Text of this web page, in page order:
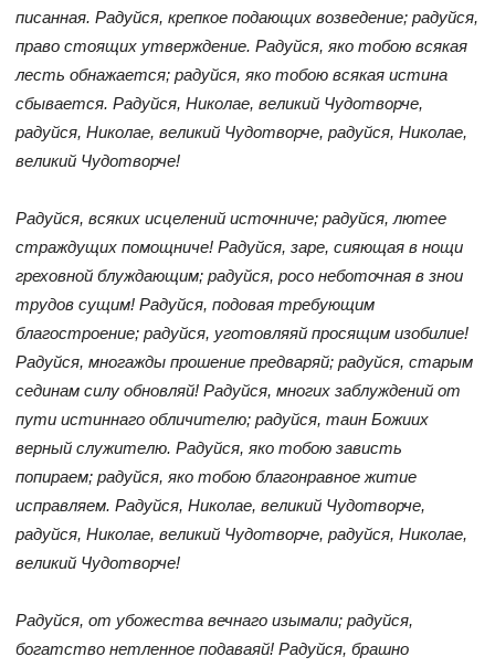
писанная. Радуйся, крепкое подающих возведение; радуйся,
право стоящих утверждение. Радуйся, яко тобою всякая
лесть обнажается; радуйся, яко тобою всякая истина
сбывается. Радуйся, Николае, великий Чудотворче,
радуйся, Николае, великий Чудотворче, радуйся, Николае,
великий Чудотворче!
Радуйся, всяких исцелений источниче; радуйся, лютее
страждущих помощниче! Радуйся, заре, сияющая в нощи
греховной блуждающим; радуйся, росо неботочная в знои
трудов сущим! Радуйся, подовая требующим
благостроение; радуйся, уготовляяй просящим изобилие!
Радуйся, многажды прошение предваряй; радуйся, старым
сединам силу обновляй! Радуйся, многих заблуждений от
пути истиннаго обличителю; радуйся, таин Божиих
верный служителю. Радуйся, яко тобою зависть
попираем; радуйся, яко тобою благонравное житие
исправляем. Радуйся, Николае, великий Чудотворче,
радуйся, Николае, великий Чудотворче, радуйся, Николае,
великий Чудотворче!
Радуйся, от убожества вечнаго изымали; радуйся,
богатство нетленное подаваяй! Радуйся, брашно